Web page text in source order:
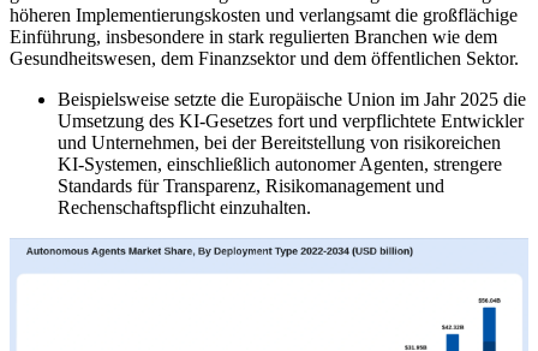
höheren Implementierungskosten und verlangsamt die großflächige
Einführung, insbesondere in stark regulierten Branchen wie dem
Gesundheitswesen, dem Finanzsektor und dem öffentlichen Sektor.
Beispielsweise setzte die Europäische Union im Jahr 2025 die
Umsetzung des KI-Gesetzes fort und verpflichtete Entwickler
und Unternehmen, bei der Bereitstellung von risikoreichen
KI-Systemen, einschließlich autonomer Agenten, strengere
Standards für Transparenz, Risikomanagement und
Rechenschaftspflicht einzuhalten.